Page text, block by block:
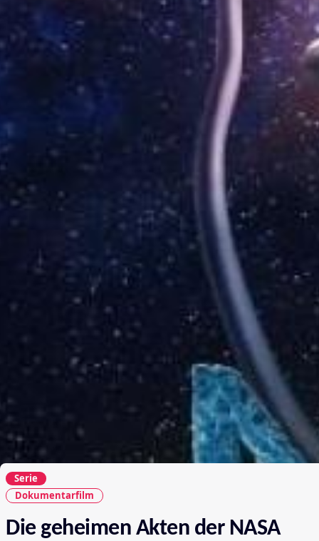
Serie
Dokumentarfilm
Die geheimen Akten der NASA